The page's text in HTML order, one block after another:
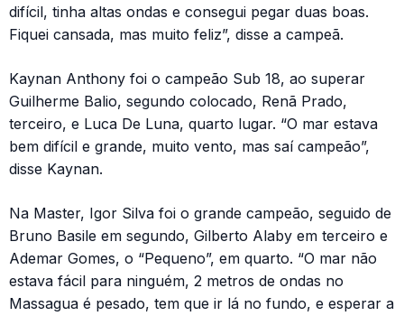
difícil, tinha altas ondas e consegui pegar duas boas.
Fiquei cansada, mas muito feliz”, disse a campeã.
Kaynan Anthony foi o campeão Sub 18, ao superar
Guilherme Balio, segundo colocado, Renã Prado,
terceiro, e Luca De Luna, quarto lugar. “O mar estava
bem difícil e grande, muito vento, mas saí campeão”,
disse Kaynan.
Na Master, Igor Silva foi o grande campeão, seguido de
Bruno Basile em segundo, Gilberto Alaby em terceiro e
Ademar Gomes, o “Pequeno”, em quarto. “O mar não
estava fácil para ninguém, 2 metros de ondas no
Massagua é pesado, tem que ir lá no fundo, e esperar a